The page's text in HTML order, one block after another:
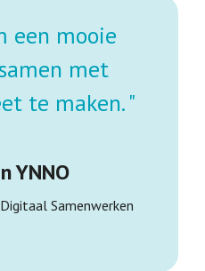
een mooie
met
te maken. "
YNNO
Samenwerken